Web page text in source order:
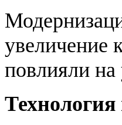
увеличение
повлияли на